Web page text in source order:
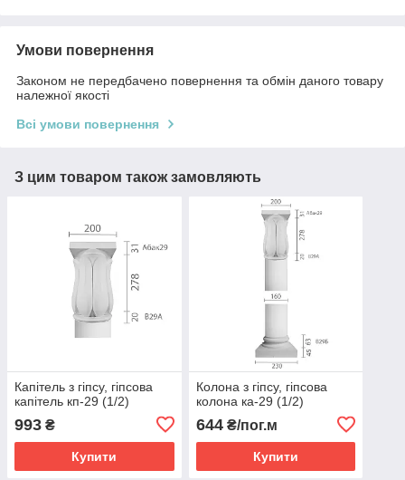
Умови повернення
Законом не передбачено повернення та обмін даного товару
належної якості
Всі умови повернення
З цим товаром також замовляють
Капітель з гіпсу, гіпсова
капітель кп-29 (1/2)
993 ₴
Купити
Колона з гіпсу, гіпсова
колона ка-29 (1/2)
644₴/пог.м
Купити